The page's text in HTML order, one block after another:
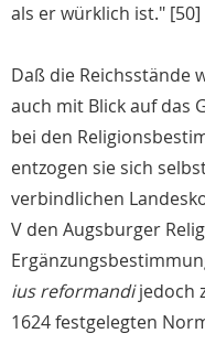
als er würklich ist." [50]
Daß die Reichsstände
auch mit Blick auf das
bei den
entzogen sie sich
verbindlichen
V den Augsburger
ius reformandijedoch
1624 festgelegten